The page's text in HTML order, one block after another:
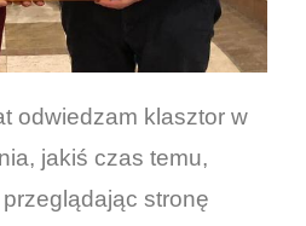
odwiedzam klasztor w
jakiś czas temu,
przeglądając stronę